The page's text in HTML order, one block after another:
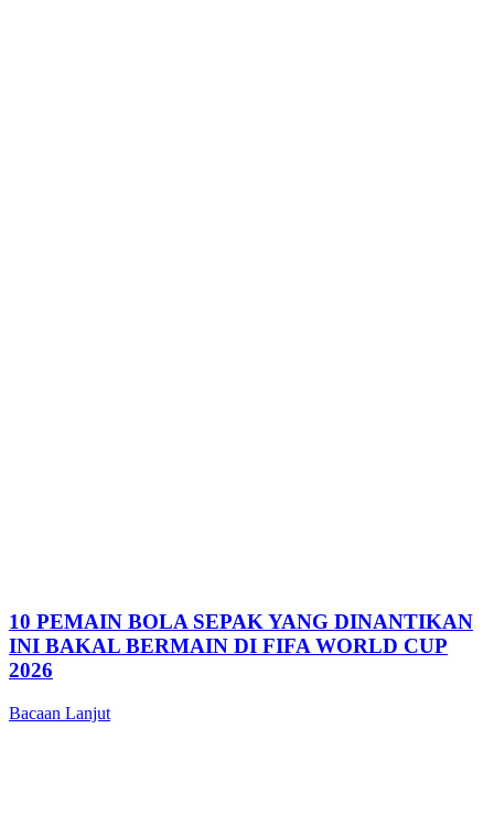
10 PEMAIN BOLA SEPAK YANG DINANTIKAN
INI BAKAL BERMAIN DI FIFA WORLD CUP
2026
Bacaan Lanjut